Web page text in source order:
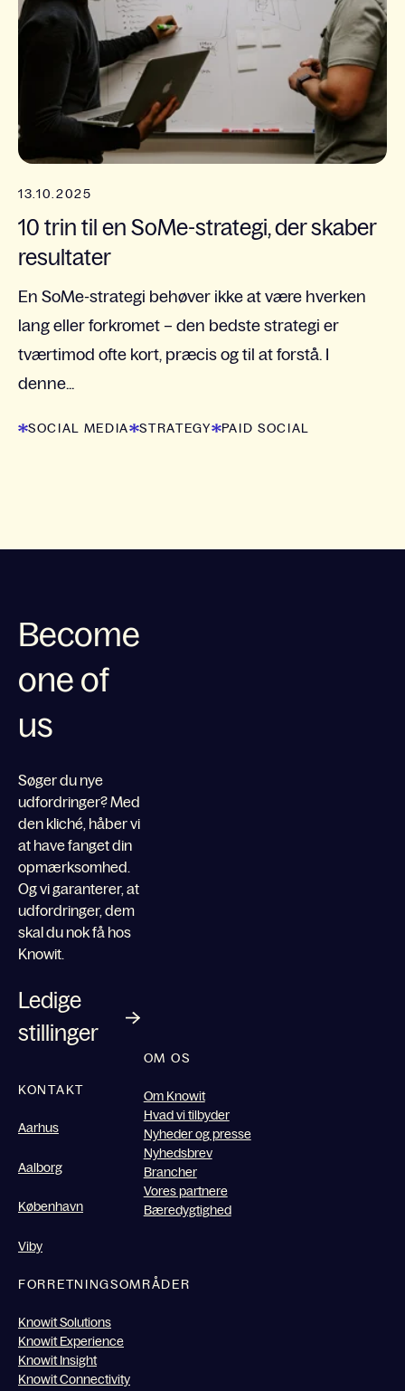
13.10.2025
10 trin til en SoMe-strategi, der skaber
resultater
En SoMe-strategi behøver ikke at være hverken
lang eller forkromet – den bedste strategi er
tværtimod ofte kort, præcis og til at forstå. I
denne...
SOCIAL MEDIA STRATEGY PAID SOCIAL
Become
one of
us
Søger du nye
udfordringer? Med
den kliché, håber vi
at have fanget din
opmærksomhed.
Og vi garanterer, at
udfordringer, dem
skal du nok få hos
Knowit.
Ledige
stillinger
KONTAKT
Aarhus
Aalborg
København
Viby
OM OS
Om Knowit
Hvad vi tilbyder
Nyheder og presse
Nyhedsbrev
Brancher
Vores partnere
Bæredygtighed
FORRETNINGSOMRÅDER
Knowit Solutions
Knowit Experience
Knowit Insight
Knowit Connectivity